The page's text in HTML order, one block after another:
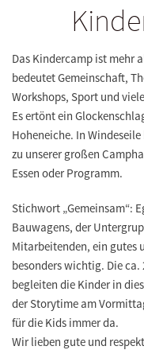
Das Kindercamp ist mehr
bedeutet Gemeinschaft,
Workshops, Sport und
Es ertönt ein
Hoheneiche. In
zu unserer großen
Essen oder Programm.
Stichwort „Gemeinsam“:
Bauwagens, der
Mitarbeitenden, ein gutes
besonders wichtig. Die
begleiten die Kinder in
der Storytime am
für die Kids immer da.
Wir lieben gute und